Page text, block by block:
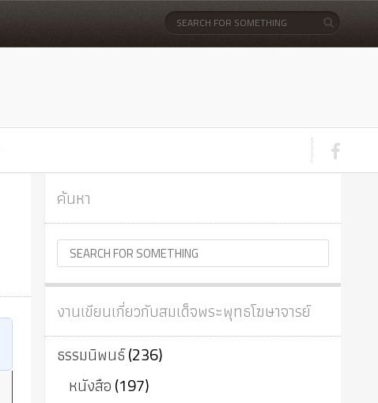
ค้นหา
งานเขียนเกี่ยวกับสมเด็จพระพุทธโฆษาจารย์
ธรรมนิพนธ์(236)
หนังสือ(197)